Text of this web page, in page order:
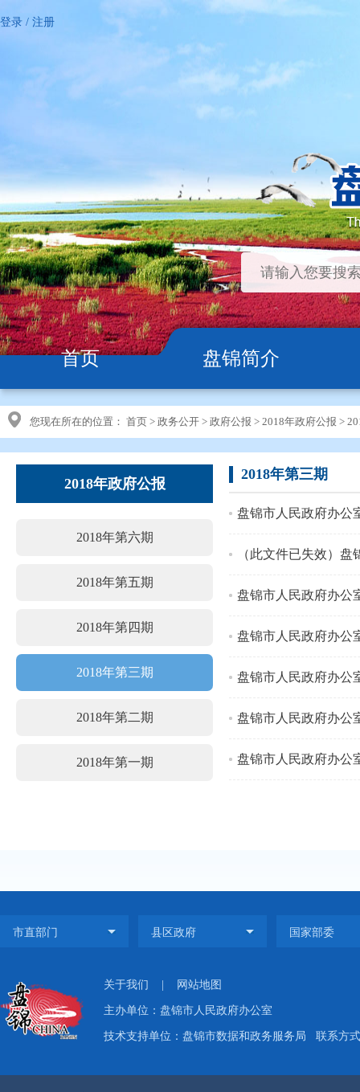
登录 / 注册
首页 盘锦简介
您现在所在的位置： 首页 > 政务公开 > 政府公报 > 2018年政府公报 >
2018年政府公报
2018年第六期
2018年第五期
2018年第四期
2018年第三期
2018年第二期
2018年第一期
2018年第三期
盘锦市人民政府办公
盘锦市人民政府办公
盘锦市人民政府办公
盘锦市人民政府办公
盘锦市人民政府办公
盘锦市人民政府办公
关于我们 网站地图
主办单位：盘锦市人民政府办公室
技术支持单位：盘锦市数据和政务服务局 联系方